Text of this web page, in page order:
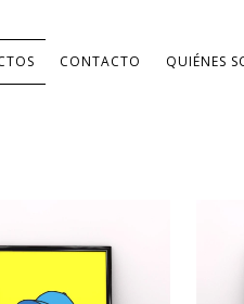
CONTACTO QUIÉNES